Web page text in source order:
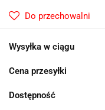
Do przechowalni
Wysyłka w ciągu
Cena przesyłki
Dostępność